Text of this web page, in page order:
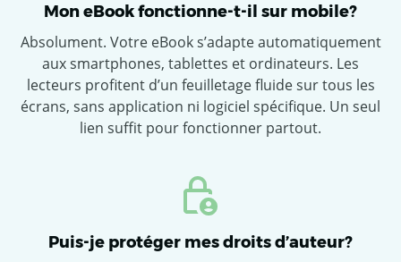
Mon eBook fonctionne-t-il sur mobile?
Absolument. Votre eBook s’adapte automatiquement
aux smartphones, tablettes et ordinateurs. Les
lecteurs profitent d’un feuilletage fluide sur tous les
écrans, sans application ni logiciel spécifique. Un seul
lien suffit pour fonctionner partout.
Puis-je protéger mes droits d’auteur?